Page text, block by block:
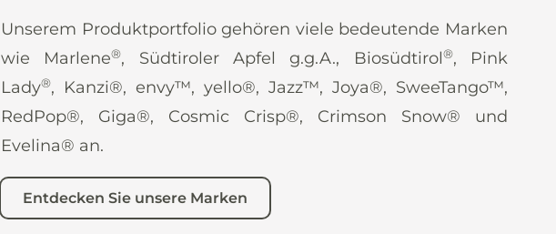
Unserem Produktportfolio gehören viele bedeutende Marken
wie Marlene®, Südtiroler Apfel g.g.A., Biosüdtirol®, Pink
Lady®, Kanzi®, envy™, yello®, Jazz™, Joya®, SweeTango™,
RedPop®, Giga®, Cosmic Crisp®, Crimson Snow® und
Evelina® an.
Entdecken Sie unsere Marken